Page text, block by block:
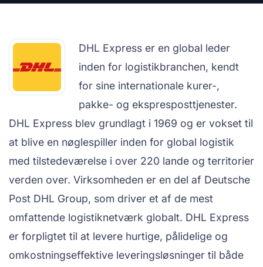
DHL Express er en global leder
inden for logistikbranchen, kendt
for sine internationale kurer-,
pakke- og ekspresposttjenester.
DHL Express blev grundlagt i 1969 og er vokset til
at blive en nøglespiller inden for global logistik
med tilstedeværelse i over 220 lande og territorier
verden over. Virksomheden er en del af Deutsche
Post DHL Group, som driver et af de mest
omfattende logistiknetværk globalt. DHL Express
er forpligtet til at levere hurtige, pålidelige og
omkostningseffektive leveringsløsninger til både